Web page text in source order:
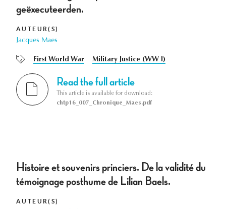
geëxecuteerden.
AUTEUR(S)
Jacques Maes
First World War Military Justice (WW I)
Read the full article
This article is available for download:
chtp16_007_Chronique_Maes.pdf
Histoire et souvenirs princiers. De la validité du
témoignage posthume de Lilian Baels.
AUTEUR(S)